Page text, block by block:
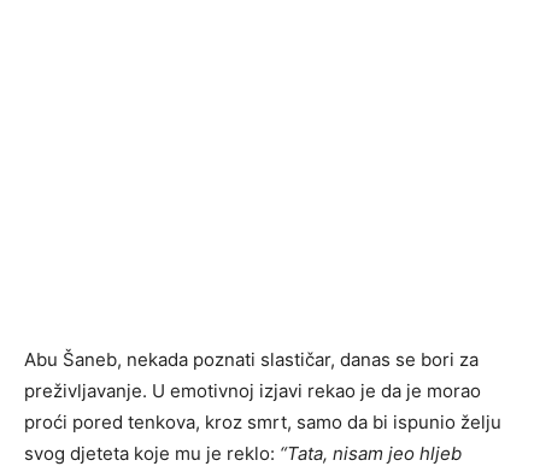
Abu Šaneb, nekada poznati slastičar, danas se bori za
preživljavanje. U emotivnoj izjavi rekao je da je morao
proći pored tenkova, kroz smrt, samo da bi ispunio želju
svog djeteta koje mu je reklo: “Tata, nisam jeo hljeb